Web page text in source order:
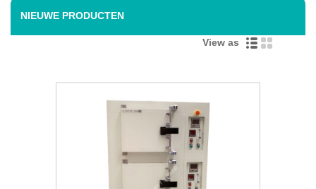
NIEUWE PRODUCTEN
View as